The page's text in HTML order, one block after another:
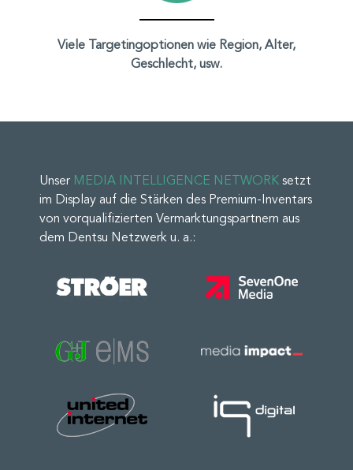
Viele Targetingoptionen wie Region, Alter,
Geschlecht, usw.
Unser MEDIA INTELLIGENCE NETWORK setzt
im Display auf die Stärken des Premium-Inventars
von vorqualifizierten Vermarktungspartnern aus
dem Dentsu Netzwerk u. a.: